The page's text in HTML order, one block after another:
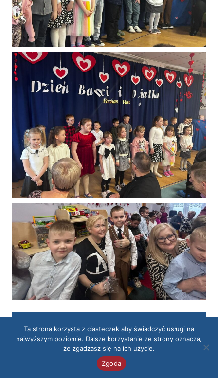
Aktualności
Ta strona korzysta z ciasteczek aby świadczyć usługi na
najwyższym poziomie. Dalsze korzystanie ze strony oznacza,
że zgadzasz się na ich użycie.
Zgoda